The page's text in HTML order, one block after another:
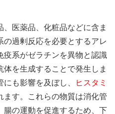
医薬品、化粧品などに含ま
過剰反応を必要とするアレ
疫系がゼラチンを異物と認識
を生成することで発生しま
も影響を及ぼし、
ヒスタミ
ます。これらの物質は消化管
腸の運動を促進するため、下